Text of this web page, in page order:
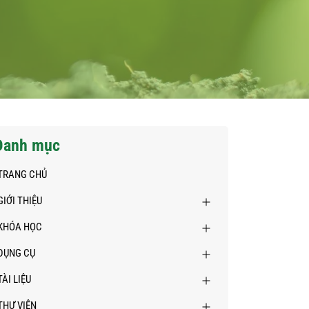
mục
CHỦ
THIỆU
HỌC
CỤ
LIỆU
VIỆN